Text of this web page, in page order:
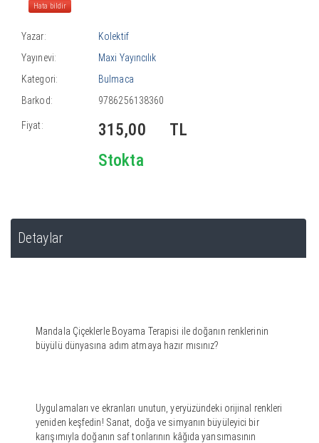
Hata bildir
Yazar:
Kolektif
Yayınevi:
Maxi Yayıncılık
Kategori:
Bulmaca
Barkod:
9786256138360
Fiyat: 315,00
TL
Stokta
Detaylar
Mandala Çiçeklerle Boyama Terapisi ile doğanın renklerinin
büyülü dünyasına adım atmaya hazır mısınız?
Uygulamaları ve ekranları unutun, yeryüzündeki orijinal renkleri
yeniden keşfedin! Sanat, doğa ve simyanın büyüleyici bir
karışımıyla doğanın saf tonlarının kâğıda yansımasının